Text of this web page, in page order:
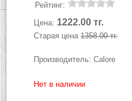
Рейтинг:
Цена: 1222.00 тг.
Старая цена 1358.00 тг.
Производитель: Calore
Нет в наличии